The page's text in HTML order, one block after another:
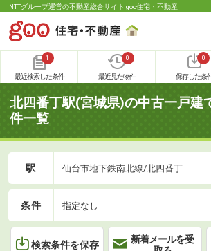
NTTグループ運営の不動産総合サイト goo住宅・不動産
1
最近検索した条件
0
最近見た物件
0
保存した条
北四番丁駅(宮城県)の中古一戸建
件一覧
駅 仙台市地下鉄南北線/北四番丁
条件 指定なし
検索条件を保存
新着メールを受